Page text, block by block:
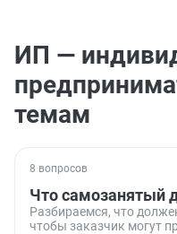
ИП —
темам
8 вопросов
Что самозанятый
Разбираемся, что
чтобы заказчик могут